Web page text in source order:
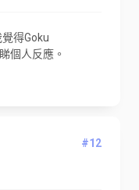
得Goku
個人反應。
#12